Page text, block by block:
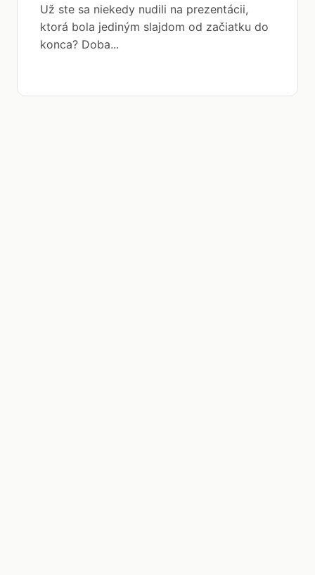
Už ste sa niekedy nudili na prezentácii,
ktorá bola jediným slajdom od začiatku do
konca? Doba...